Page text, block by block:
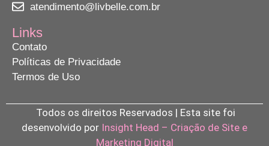
atendimento@livbelle.com.br
Links
Contato
Políticas de Privacidade
Termos de Uso
Todos os direitos Reservados | Esta site foi
desenvolvido por Insight Head – Criação de Site e
Marketing Digital